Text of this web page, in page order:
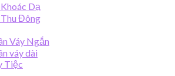
Dạ
Đông
Váy Ngắn
váy dài
Tiệc